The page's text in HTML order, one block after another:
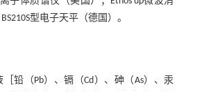
型电子天平（德国）。
铅（Pb）、镉（Cd）、砷（As）、汞